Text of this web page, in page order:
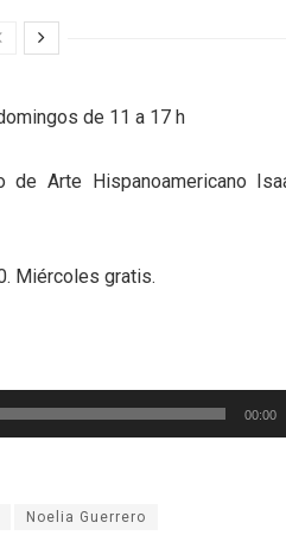
de 11 a 17 h
Arte Hispanoamericano
Miércoles gratis.
00:00
Noelia Guerrero